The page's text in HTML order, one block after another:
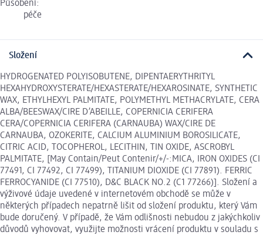
Působení:
péče
Složení
HYDROGENATED POLYISOBUTENE, DIPENTAERYTHRITYL
HEXAHYDROXYSTERATE/HEXASTERATE/HEXAROSINATE, SYNTHETIC
WAX, ETHYLHEXYL PALMITATE, POLYMETHYL METHACRYLATE, CERA
ALBA/BEESWAX/CIRE D’ABEILLE, COPERNICIA CERIFERA
CERA/COPERNICIA CERIFERA (CARNAUBA) WAX/CIRE DE
CARNAUBA, OZOKERITE, CALCIUM ALUMINIUM BOROSILICATE,
CITRIC ACID, TOCOPHEROL, LECITHIN, TIN OXIDE, ASCROBYL
PALMITATE, [May Contain/Peut Contenir/+/-:MICA, IRON OXIDES (CI
77491, CI 77492, CI 77499), TITANIUM DIOXIDE (CI 77891). FERRIC
FERROCYANIDE (CI 77510), D&C BLACK NO.2 (C1 77266)]. Složení a
výživové údaje uvedené v internetovém obchodě se může v
některých případech nepatrně lišit od složení produktu, který Vám
bude doručený. V případě, že Vám odlišnosti nebudou z jakýchkoliv
důvodů vyhovovat, využijte možnosti vrácení produktu v souladu s